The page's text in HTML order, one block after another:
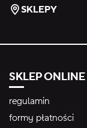
SKLEPY
SKLEP ONLINE
regulamin
formy płatności